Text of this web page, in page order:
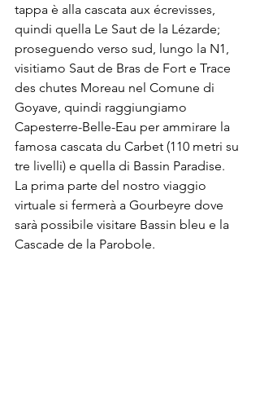
tappa è alla cascata aux écrevisses,
quindi quella Le Saut de la Lézarde;
proseguendo verso sud, lungo la N1,
visitiamo Saut de Bras de Fort e Trace
des chutes Moreau nel Comune di
Goyave, quindi raggiungiamo
Capesterre-Belle-Eau per ammirare la
famosa cascata du Carbet (110 metri su
tre livelli) e quella di Bassin Paradise.
La prima parte del nostro viaggio
virtuale si fermerà a Gourbeyre dove
sarà possibile visitare Bassin bleu e la
Cascade de la Parobole.